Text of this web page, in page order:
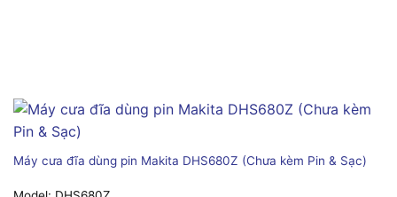
Máy cưa đĩa dùng pin Makita DHS680Z (Chưa kèm Pin & Sạc)